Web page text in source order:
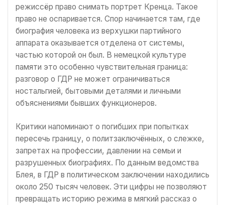
режиссёр право снимать портрет Кренца. Такое
право не оспаривается. Спор начинается там, где
биография человека из верхушки партийного
аппарата оказывается отделена от системы,
частью которой он был. В немецкой культуре
памяти это особенно чувствительная граница:
разговор о ГДР не может ограничиваться
ностальгией, бытовыми деталями и личными
объяснениями бывших функционеров.
Критики напоминают о погибших при попытках
пересечь границу, о политзаключённых, о слежке,
запретах на профессии, давлении на семьи и
разрушенных биографиях. По данным ведомства
Блея, в ГДР в политическом заключении находились
около 250 тысяч человек. Эти цифры не позволяют
превращать историю режима в мягкий рассказ о